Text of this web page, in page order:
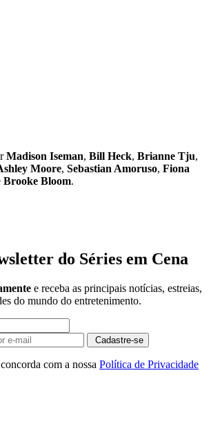
Madison Iseman, Bill Heck, Brianne Tju,
Moore, Sebastian Amoruso, Fiona
Brooke Bloom.
do Séries em Cena
e receba as principais notícias, estreias,
do mundo do entretenimento.
Cadastre-se
com a nossa Política de Privacidade